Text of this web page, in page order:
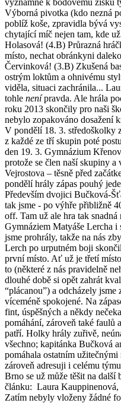
Výborná pivotka (kdo nezná
poblíž koše, zpravidla bývá
chytající míč nejen tam, kde
Holasová! (4.B) Průrazná
místo, nechat obránkyni
Červinková! (3.B) Zkušená
ostrým loktům a ohnivému
viděla, situaci zachránila...
tohle nenípravda. Ale hrála
roku 2013 skončily pro naši
nebylo zopakováno dosažení
V pondělí 18. 3. středoškolky
z každé ze tří skupin poté
den 19. 3. Gymnázium
protože se člen naší skupiny
Vejrostova – těsně před
pondělí hrály zápas pouhý
Především dvojici Bučková-
tak jsme - po výhře přibližně
off. Tam už ale hra tak
Gymnáziem Matyáše Lercha
jsme prohrály, takže na nás
Lerch po urputném boji
první místo. Ať už je třetí
to (některé z nás pravidelně
dlouhé době si opět zahrát
“plácanou”) a odcházely jsme
víceméně spokojené. Na
fint, úspěšných a někdy
pomáhání, zároveň také faulů
patří. Holky hrály zuřivě,
všechno; kapitánka Bučková
pomáhala ostatním
zároveň adresuji i celému
Brno se už může těšit na další
článku: Laura Kauppinenová,
Zatím nebyly vloženy žádné